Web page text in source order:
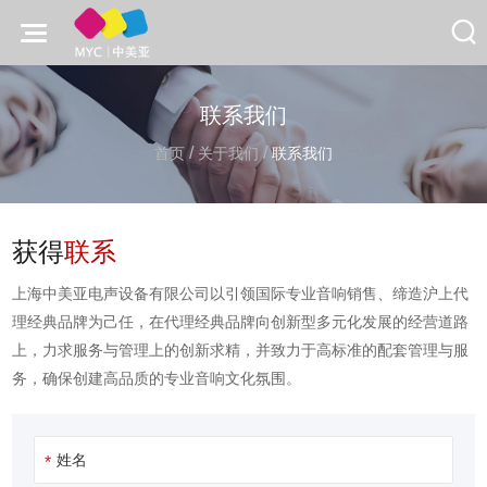
联系我们
首页/ 关于我们 /联系我们
获得联系
上海中美亚电声设备有限公司以引领国际专业音响销售、缔造沪上代
理经典品牌为己任，在代理经典品牌向创新型多元化发展的经营道路
上，力求服务与管理上的创新求精，并致力于高标准的配套管理与服
务，确保创建高品质的专业音响文化氛围。